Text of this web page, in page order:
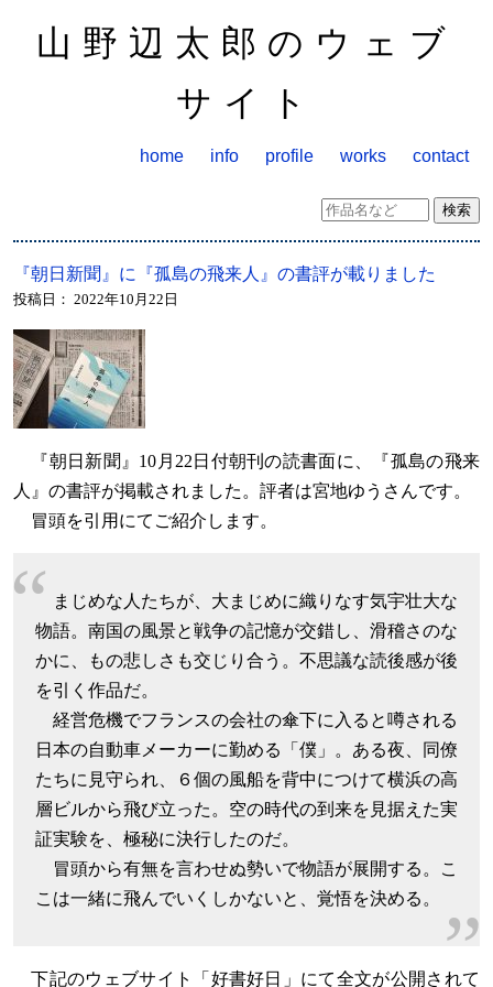
山野辺太郎のウェブ
サイト
home info profile works contact
『朝日新聞』に『孤島の飛来人』の書評が載りました
投稿日： 2022年10月22日
『朝日新聞』10月22日付朝刊の読書面に、『孤島の飛来
人』の書評が掲載されました。評者は宮地ゆうさんです。
冒頭を引用にてご紹介します。
まじめな人たちが、大まじめに織りなす気宇壮大な
物語。南国の風景と戦争の記憶が交錯し、滑稽さのな
かに、もの悲しさも交じり合う。不思議な読後感が後
を引く作品だ。
経営危機でフランスの会社の傘下に入ると噂される
日本の自動車メーカーに勤める「僕」。ある夜、同僚
たちに見守られ、６個の風船を背中につけて横浜の高
層ビルから飛び立った。空の時代の到来を見据えた実
証実験を、極秘に決行したのだ。
冒頭から有無を言わせぬ勢いで物語が展開する。こ
こは一緒に飛んでいくしかないと、覚悟を決める。
下記のウェブサイト「好書好日」にて全文が公開されて